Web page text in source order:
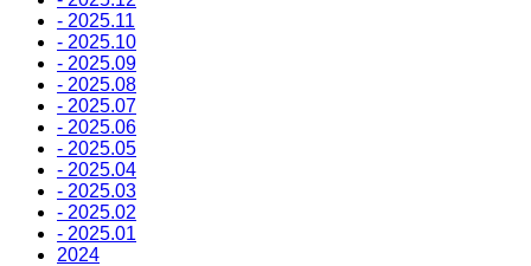
- 2025.11
- 2025.10
- 2025.09
- 2025.08
- 2025.07
- 2025.06
- 2025.05
- 2025.04
- 2025.03
- 2025.02
- 2025.01
2024